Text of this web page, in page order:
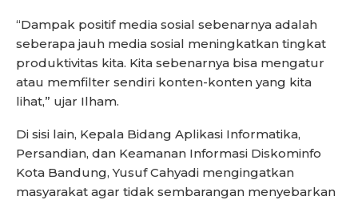
“Dampak positif media sosial sebenarnya adalah
seberapa jauh media sosial meningkatkan tingkat
produktivitas kita. Kita sebenarnya bisa mengatur
atau memfilter sendiri konten-konten yang kita
lihat,” ujar Ilham.
Di sisi lain, Kepala Bidang Aplikasi Informatika,
Persandian, dan Keamanan Informasi Diskominfo
Kota Bandung, Yusuf Cahyadi mengingatkan
masyarakat agar tidak sembarangan menyebarkan